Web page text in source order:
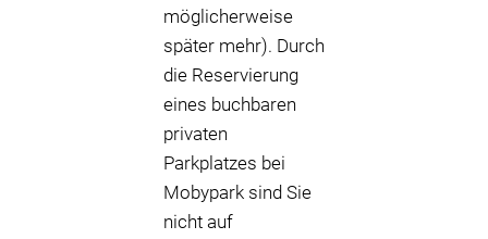
möglicherweise
später mehr). Durch
die Reservierung
eines buchbaren
privaten
Parkplatzes bei
Mobypark sind Sie
nicht auf